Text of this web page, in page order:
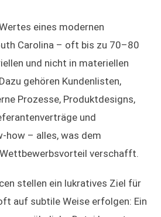
eines modernen
Carolina – oft bis zu 70–80
und nicht in materiellen
gehören Kundenlisten,
Prozesse, Produktdesigns,
und
how – alles, was dem
verschafft.
stellen ein lukratives Ziel für
auf subtile Weise erfolgen: Ein